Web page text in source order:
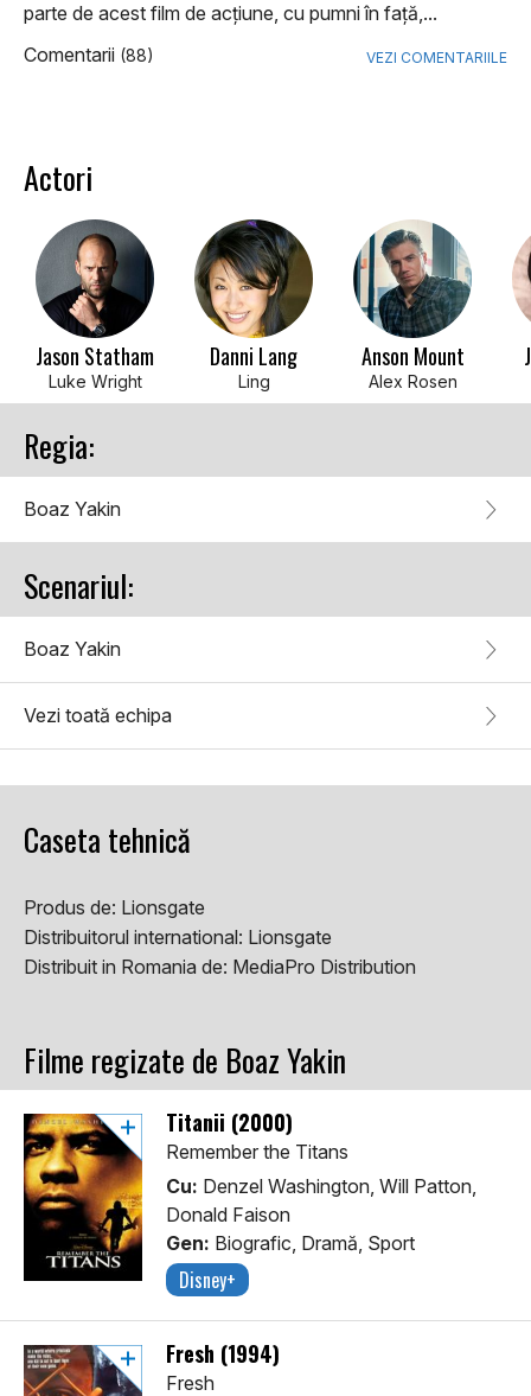
parte de acest film de acţiune, cu pumni în faţă,...
Comentarii (88) VEZI COMENTARIILE
Actori
Jason Statham
Luke Wright
Danni Lang
Ling
Anson Mount
Alex Rosen
Regia:
Boaz Yakin
Scenariul:
Boaz Yakin
Vezi toată echipa
Caseta tehnică
Produs de: Lionsgate
Distribuitorul international: Lionsgate
Distribuit in Romania de: MediaPro Distribution
Filme regizate de Boaz Yakin
Titanii (2000)
Remember the Titans
Cu: Denzel Washington, Will Patton,
Donald Faison
Gen: Biografic, Dramă, Sport
Disney+
Fresh (1994)
Fresh